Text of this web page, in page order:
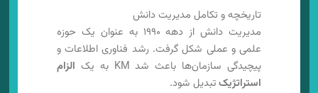
تاریخچه و تکامل مدیریت دانش
مدیریت دانش از دهه ۱۹۹۰ به عنوان یک حوزه
علمی و عملی شکل گرفت. رشد فناوری اطلاعات و
پیچیدگی سازمان‌ها باعث شد KM به یک
الزام
استراتژیکتبدیل شود.